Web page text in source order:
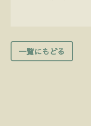
一覧にもどる